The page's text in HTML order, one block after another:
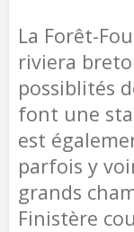
La Forêt-
riviera
possiblités
font une
est
parfois y
grands
Finistère